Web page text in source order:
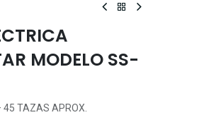
MODELO SS-
TAZAS APROX.